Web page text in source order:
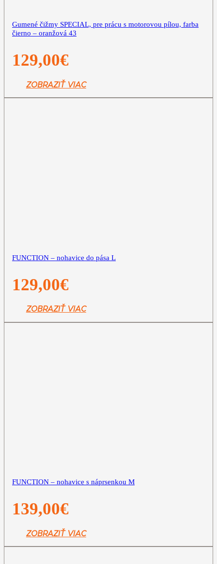
Gumené čižmy SPECIAL, pre prácu s motorovou pílou, farba
čierno – oranžová 43
129,00€
ZOBRAZIŤ VIAC
FUNCTION – nohavice do pása L
129,00€
ZOBRAZIŤ VIAC
FUNCTION – nohavice s náprsenkou M
139,00€
ZOBRAZIŤ VIAC